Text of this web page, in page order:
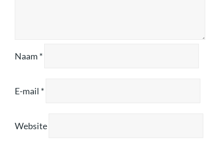
Naam *
E-mail *
Website